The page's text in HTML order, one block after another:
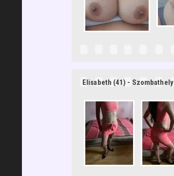
Elisabeth (41) - Szombathely